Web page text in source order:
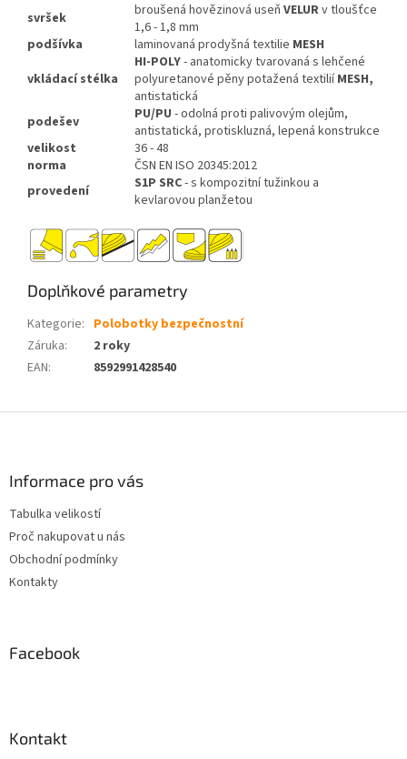
svršek broušená hovězinová useň VELURv tloušťce
1,6 - 1,8 mm
podšívka
laminovaná prodyšná textilie MESH
vkládací stélka
HI-POLY- anatomicky tvarovaná s lehčené
polyuretanové pěny potažená textiliíMESH,
antistatická
podešev
PU/PU - odolná proti palivovým olejům,
antistatická, protiskluzná, lepená konstrukce
velikost
36 - 48
norma
ČSN EN ISO 20345:2012
provedení
S1P SRC- s kompozitní tužinkou a
kevlarovou planžetou
Doplňkové parametry
Kategorie: Polobotky bezpečnostní
Záruka:
2 roky
EAN: 8592991428540
Informace pro vás
Tabulka velikostí
Proč nakupovat u nás
Obchodní podmínky
Kontakty
Facebook
Kontakt